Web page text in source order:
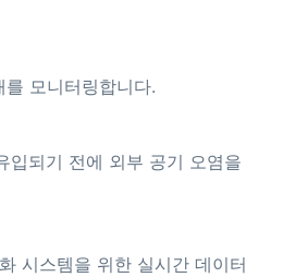
모니터링합니다.
입되기 전에 외부 공기 오염을
시스템을 위한 실시간 데이터